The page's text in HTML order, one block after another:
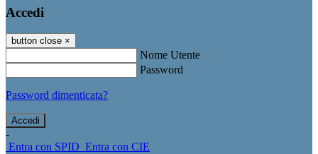
Accedi
button close ×
Nome Utente
Password
Password dimenticata?
-
Entra con SPID Entra con CIE